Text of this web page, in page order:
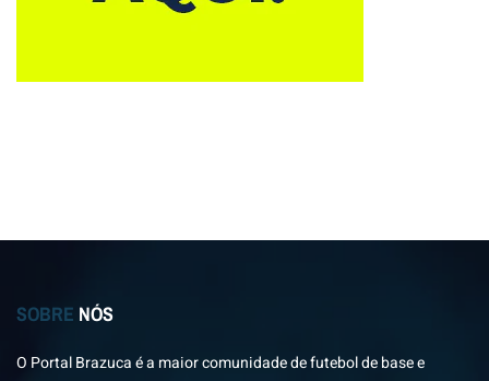
SOBRE NÓS
O Portal Brazuca é a maior comunidade de futebol de base e